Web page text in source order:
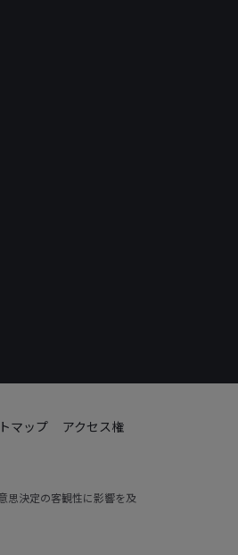
マップ アクセス権
思決定の客観性に影響を及